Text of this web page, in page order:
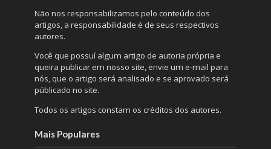
Não nos responsabilizamos pelo conteúdo dos
artigos, a responsabilidade é de seus respectivos
autores.
Você que possuí algum artigo de autoria própria e
queira publicar em nosso site, envie um e-mail para
nós, que o artigo será analisado e se aprovado será
públicado no site.
Todos os artigos constam os créditos dos autores.
Mais Populares